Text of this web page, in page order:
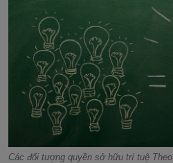
Các đối tượng quyền sở hữu trí tuệ